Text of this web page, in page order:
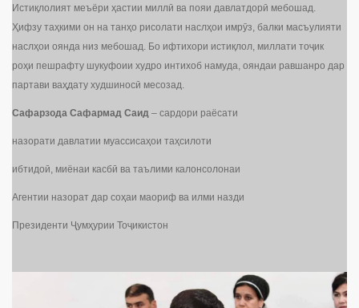
Истиқлолият меъёри ҳастии миллӣ ва пояи давлатдорӣ мебошад.
Ҳифзу таҳкими он на танҳо рисолати наслҳои имрӯз, балки масъулияти
наслҳои оянда низ мебошад. Бо ифтихори истиқлол, миллати тоҷик
роҳи пешрафту шукуфоии худро интихоб намуда, ояндаи равшанро дар
партави ваҳдату худшиносӣ месозад.
Сафарзода Сафармад Саид – сардори раёсати
назорати давлатии муассисаҳои таҳсилоти
ибтидоӣ, миёнаи касбӣ ва таълими калонсолонаи
Агентии назорат дар соҳаи маориф ва илми назди
Президенти Ҷумҳурии Тоҷикистон